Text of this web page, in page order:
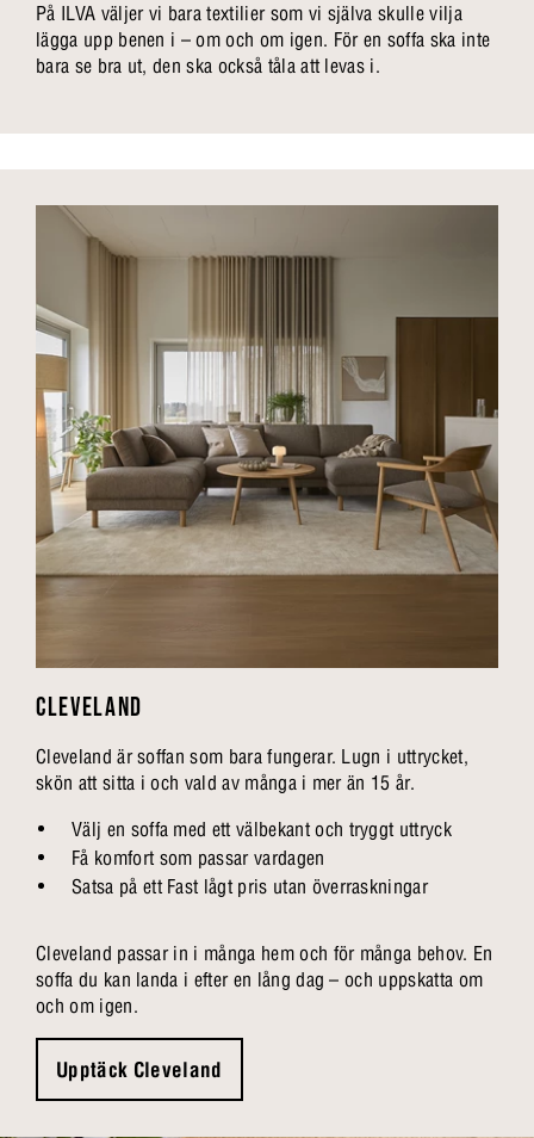
På ILVA väljer vi bara textilier som vi själva skulle vilja
lägga upp benen i – om och om igen. För en soffa ska inte
bara se bra ut, den ska också tåla att levas i.
CLEVELAND
Cleveland är soffan som bara fungerar. Lugn i uttrycket,
skön att sitta i och vald av många i mer än 15 år.
Välj en soffa med ett välbekant och tryggt uttryck
Få komfort som passar vardagen
Satsa på ett Fast lågt pris utan överraskningar
Cleveland passar in i många hem och för många behov. En
soffa du kan landa i efter en lång dag – och uppskatta om
och om igen.
Upptäck Cleveland